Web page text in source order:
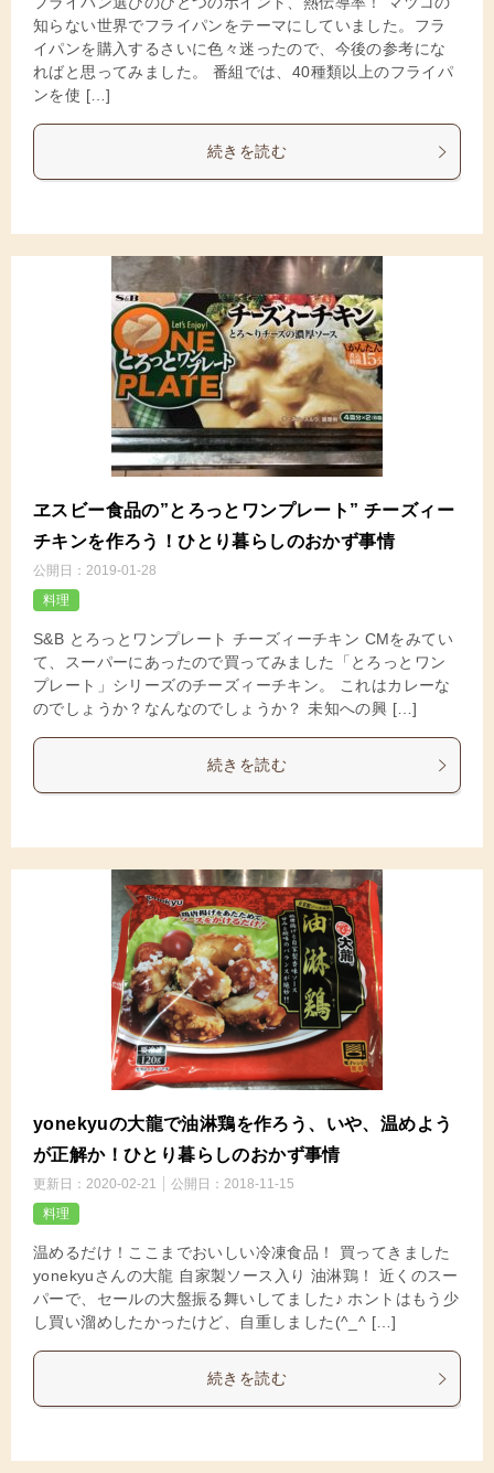
知らない世界でフライパンをテーマにしていました。フラ
イパンを購入するさいに色々迷ったので、今後の参考にな
ればと思ってみました。 番組では、40種類以上のフライパ
ンを使 […]
続きを読む
ヱスビー食品の”とろっとワンプレート” チーズィー
チキンを作ろう！ひとり暮らしのおかず事情
公開日： 2019-01-28
料理
S&B とろっとワンプレート チーズィーチキン CMをみてい
て、スーパーにあったので買ってみました「とろっとワン
プレート」シリーズのチーズィーチキン。 これはカレーな
のでしょうか？なんなのでしょうか？ 未知への興 […]
続きを読む
yonekyuの大龍で油淋鶏を作ろう、いや、温めよう
が正解か！ひとり暮らしのおかず事情
更新日： 2020-02-21 公開日： 2018-11-15
料理
温めるだけ！ここまでおいしい冷凍食品！ 買ってきました
yonekyuさんの大龍 自家製ソース入り 油淋鶏！ 近くのスー
パーで、セールの大盤振る舞いしてました♪ ホントはもう少
し買い溜めしたかったけど、自重しました(^_^ […]
続きを読む